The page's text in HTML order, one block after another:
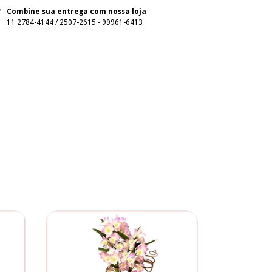
Combine sua entrega com nossa loja
11 2784-4144 / 2507-2615 - 99961-6413